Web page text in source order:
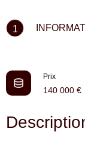
1
Prix
140 000 €